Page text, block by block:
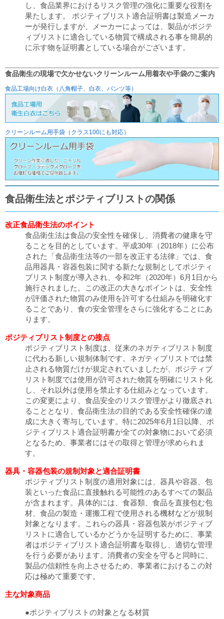
し、食品業界におけるリスク管理の強化に重要な役割を
果たします。 ポジティブリスト適合証明書は製造メーカ
ーが発行しますが、メーカーによっては、製品がポジテ
ィブリストに適合している物質で構成される事を簡易的
に示す物を証明書としている場合がございます。
食品衛生の現場で欠かせないクリーンルーム用着衣や手袋のご案内
食品工場向け白衣（八角帽子、白衣、パンツ等）
クリーンルーム用手袋（クラス100にも対応）
食品衛生法とポジティブリストの関係
改正食品衛生法のポイント
食品衛生法は食品の安全性を確保し、消費者の健康を守
ることを目的としています。平成30年（2018年）に公布
された「食品衛生法等の一部を改正する法律」では、食
品用器具・容器包装に関する新たな規制としてポジティ
ブリスト制度が導入され、令和2年（2020年）6月1日から
施行されました。この改正の大きなポイントは、安全性
が評価された物質のみ使用を許可する仕組みを明確化す
ることであり、食の安全管理をさらに強化することにあ
ります。
ポジティブリスト制度との接点
ポジティブリスト制度は、従来のネガティブリスト制度
に代わる新しい規制体制です。ネガティブリストでは禁
止される物質だけが規定されていましたが、ポジティブ
リスト制度では使用が許可された物質を明確にリスト化
し、それ以外は使用を禁止する仕組みとなっています。
この変更により、食品安全のリスク管理がより徹底され
ることとなり、食品衛生法の目的である安全性確保の達
成に大きく寄与しています。特に2025年6月1日以降、ポ
ジティブリスト適合証明書が全ての対象物において必須
となるため、事業者にはその取得と管理が求められま
す。
器具・容器包装の規制対象と適合証明書
ポジティブリスト制度の適用対象には、器具や容器、包
装といった食品に直接触れる可能性のあるすべての製品
が含まれます。具体的には、食器類、食品を直接包む包
材、食品の製造・運搬工程で使用される機材などが規制
対象となります。これらの器具・容器包装がポジティブ
リストに適合しているかどうかを証明するために、事業
者はポジティブリスト適合証明書を取得し、適切な管理
を行う必要があります。消費者の安全を守ると同時に、
製品の信頼性を向上させるため、事業者におけるこの対
応は極めて重要です。
主な対象商品
●ポジティブリストの対象となる材質